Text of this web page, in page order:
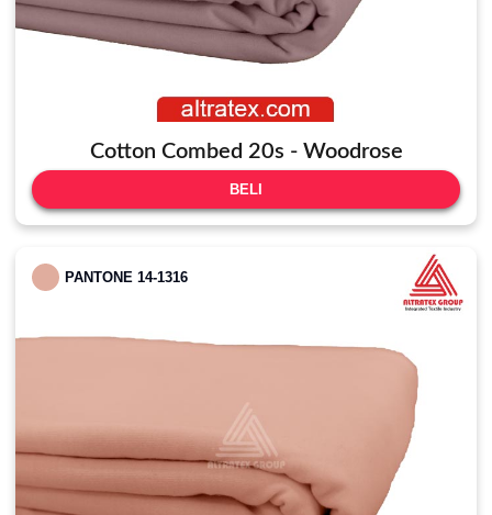
Cotton Combed 20s - Woodrose
BELI
PANTONE 14-1316